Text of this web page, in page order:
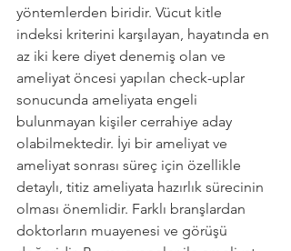
yöntemlerden biridir. Vücut kitle
indeksi kriterini karşılayan, hayatında en
az iki kere diyet denemiş olan ve
ameliyat öncesi yapılan check-uplar
sonucunda ameliyata engeli
bulunmayan kişiler cerrahiye aday
olabilmektedir. İyi bir ameliyat ve
ameliyat sonrası süreç için özellikle
detaylı, titiz ameliyata hazırlık sürecinin
olması önemlidir. Farklı branşlardan
doktorların muayenesi ve görüşü